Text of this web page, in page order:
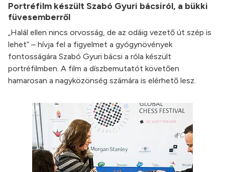
Portréfilm készült Szabó Gyuri bácsiról, a bükki
füvesemberről
„Halál ellen nincs orvosság, de az odáig vezető út szép is
lehet” – hívja fel a figyelmet a gyógynövények
fontosságára Szabó Gyuri bácsi a róla készült
portréfilmben. A film a díszbemutatót követően
hamarosan a nagyközönség számára is elérhető lesz.